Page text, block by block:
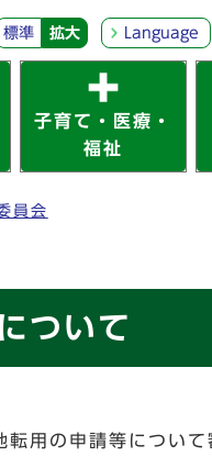
標準 拡大 Language
子育て・医療・
福祉
員会
ついて
用の申請等につい